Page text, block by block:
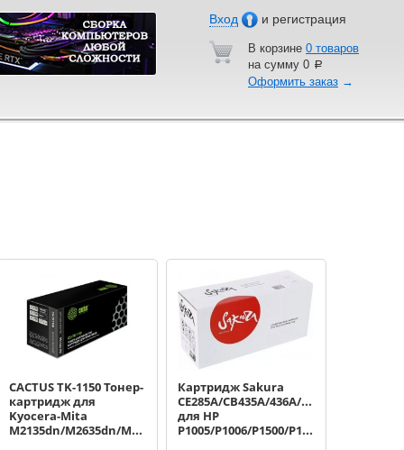
Вход и регистрация
В корзине 0 товаров
на сумму 0 a
Оформить заказ →
CACTUS TK-1150 Тонер-
картридж для
Kyocera-Mita
M2135dn/M2635dn/M2735dw,
Картридж Sakura
CE285A/CB435A/436A/725
для HP
P1005/P1006/P1500/P1505/1522/